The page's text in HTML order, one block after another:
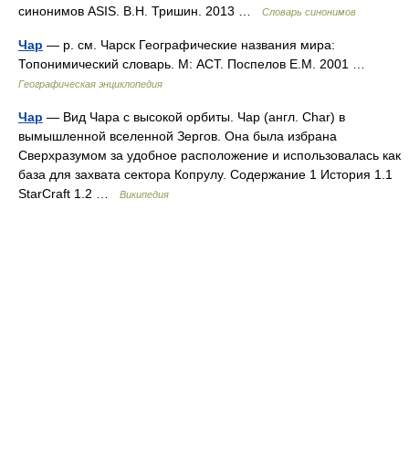
синонимов ASIS. В.Н. Тришин. 2013 …
Словарь синонимов
Чар — р. см. Чарск Географические названия мира:
Топонимический словарь. М: АСТ. Поспелов Е.М. 2001 …
Географическая энциклопедия
Чар — Вид Чара с высокой орбиты. Чар (англ. Char) в
вымышленной вселенной Зергов. Она была избрана
Сверхразумом за удобное расположение и использовалась как
база для захвата сектора Копрулу. Содержание 1 История 1.1
StarCraft 1.2 …
Википедия